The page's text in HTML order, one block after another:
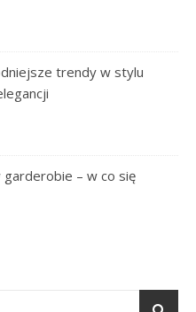
trendy w stylu
– w co się